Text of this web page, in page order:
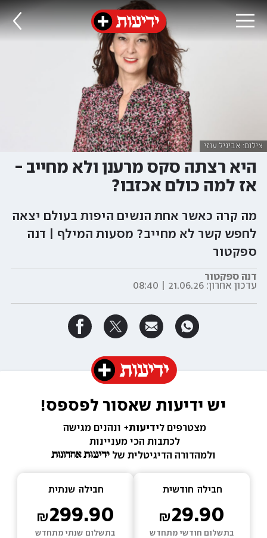
צילום: אביגיל עוזי
היא רצתה סקס מרענן ולא מחייב -
אז למה כולם אכזבו?
מה קרה כאשר אחת הנשים היפות בעולם יצאה
לחפש קשר לא מחייב? מסעות המילף | דנה
ספקטור
דנה ספקטור
עדכון אחרון:21.06.26 | 08:40
יש ידיעות שאסור לפספס!
מצטרפים לידיעות+ ונהנים מגישה
לכתבות הכי מעניינות
ולמהדורה הדיגיטלית של
חבילה חודשית
29.90
בתשלום חודשי מתחדש
חבילה שנתית
299.90
בתשלום שנתי מתחדש